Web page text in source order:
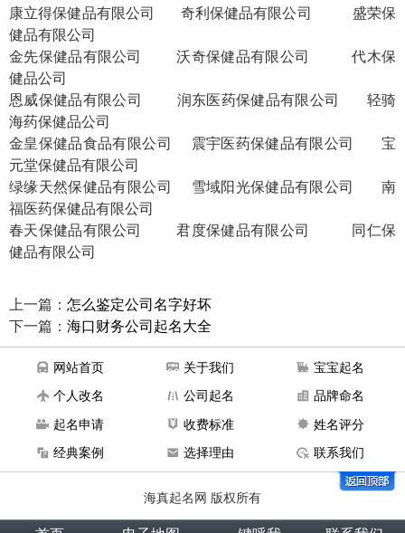
康立得保健品有限公司
奇利保健品有限公司
盛荣保
健品有限公司
金先保健品有限公司
沃奇保健品有限公司
代木保
健品公司
恩威保健品有限公司
润东医药保健品有限公司
轻骑
海药保健品公司
金皇保健品食品有限公司
震宇医药保健品有限公司
宝
元堂保健品有限公司
绿缘天然保健品有限公司
雪域阳光保健品有限公司
南
福医药保健品有限公司
春天保健品有限公司
君度保健品有限公司
同仁保
健品有限公司
上一篇： 怎么鉴定公司名字好坏
下一篇： 海口财务公司起名大全
网站首页 关于我们
宝宝起名
个人改名
公司起名
品牌命名
起名申请
收费标准
姓名评分
经典案例
选择理由 联系我们
海真起名网 版权所有